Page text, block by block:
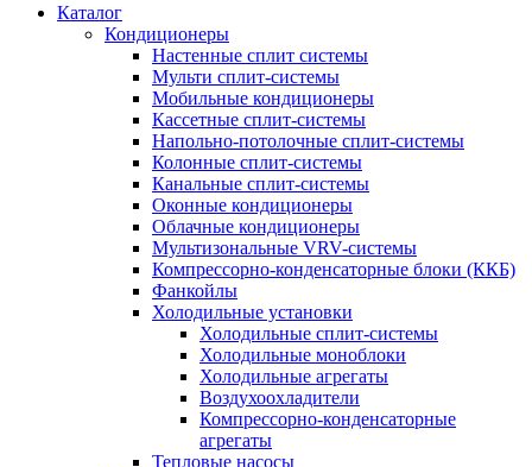
Каталог
Кондиционеры
Настенные сплит системы
Мульти сплит-системы
Мобильные кондиционеры
Кассетные сплит-системы
Напольно-потолочные сплит-системы
Колонные сплит-системы
Канальные сплит-системы
Оконные кондиционеры
Облачные кондиционеры
Мультизональные VRV-системы
Компрессорно-конденсаторные блоки (ККБ)
Фанкойлы
Холодильные установки
Холодильные сплит-системы
Холодильные моноблоки
Холодильные агрегаты
Воздухоохладители
Компрессорно-конденсаторные
агрегаты
Тепловые насосы